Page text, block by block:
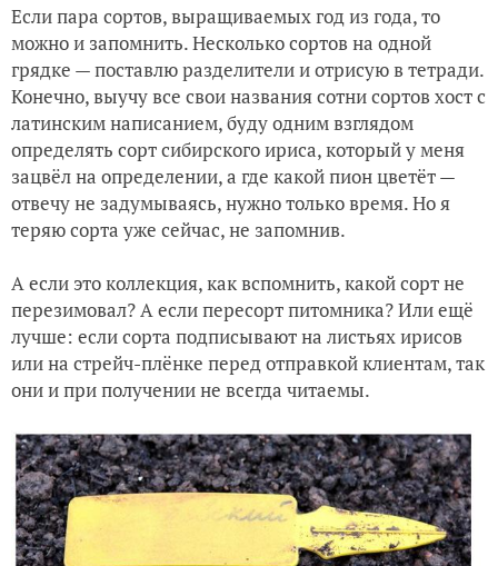
Если пара сортов, выращиваемых год из года, то
можно и запомнить. Несколько сортов на одной
грядке — поставлю разделители и отрисую в тетради.
Конечно, выучу все свои названия сотни сортов хост с
латинским написанием, буду одним взглядом
определять сорт сибирского ириса, который у меня
зацвёл на определении, а где какой пион цветёт —
отвечу не задумываясь, нужно только время. Но я
теряю сорта уже сейчас, не запомнив.
А если это коллекция, как вспомнить, какой сорт не
перезимовал? А если пересорт питомника? Или ещё
лучше: если сорта подписывают на листьях ирисов
или на стрейч-плёнке перед отправкой клиентам, так
они и при получении не всегда читаемы.